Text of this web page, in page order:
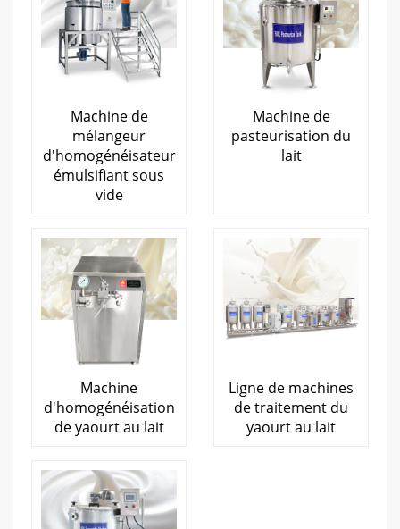
Machine de
mélangeur
d'homogénéisateur
émulsifiant sous
vide
Machine de
pasteurisation du
lait
Machine
d'homogénéisation
de yaourt au lait
Ligne de machines
de traitement du
yaourt au lait